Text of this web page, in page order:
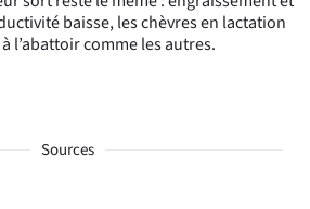
baisse, les chèvres en lactation
l’abattoir comme les autres.
Sources